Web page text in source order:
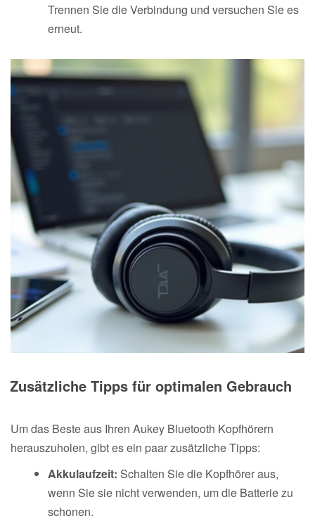
Trennen Sie die Verbindung und versuchen Sie es
erneut.
Zusätzliche Tipps für optimalen Gebrauch
Um das Beste aus Ihren Aukey Bluetooth Kopfhörern
herauszuholen, gibt es ein paar zusätzliche Tipps:
Akkulaufzeit: Schalten Sie die Kopfhörer aus,
wenn Sie sie nicht verwenden, um die Batterie zu
schonen.